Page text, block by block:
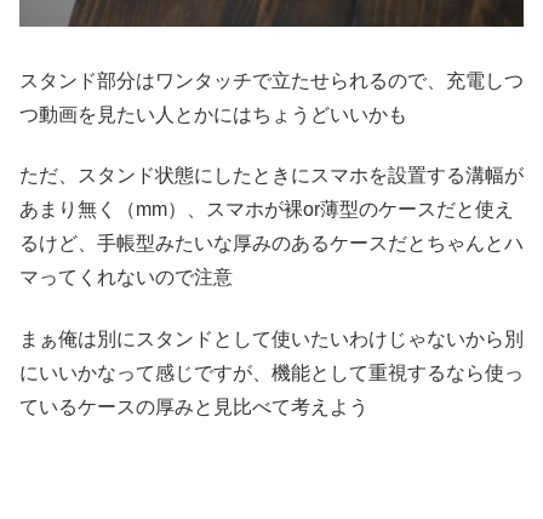
スタンド部分はワンタッチで立たせられるので、充電しつ
つ動画を見たい人とかにはちょうどいいかも
ただ、スタンド状態にしたときにスマホを設置する溝幅が
あまり無く（mm）、スマホが裸or薄型のケースだと使え
るけど、手帳型みたいな厚みのあるケースだとちゃんとハ
マってくれないので注意
まぁ俺は別にスタンドとして使いたいわけじゃないから別
にいいかなって感じですが、機能として重視するなら使っ
ているケースの厚みと見比べて考えよう